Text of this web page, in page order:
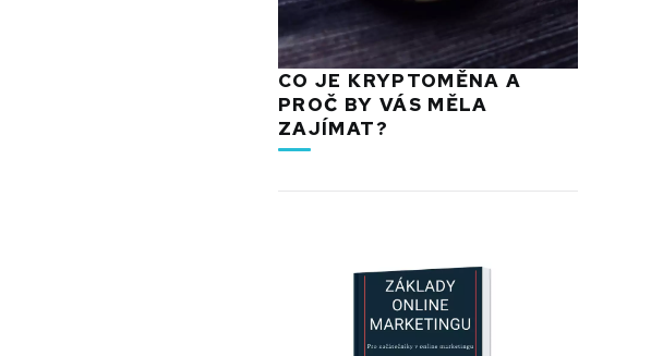
CO JE KRYPTOMĚNA A
PROČ BY VÁS MĚLA
ZAJÍMAT?